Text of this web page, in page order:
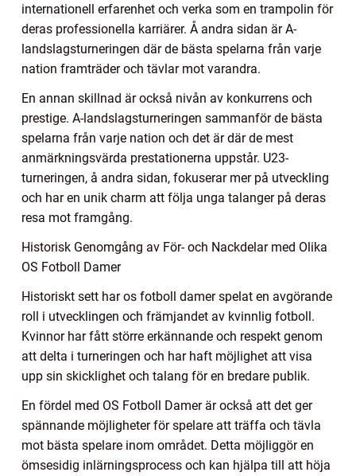
internationell erfarenhet och verka som en trampolin för
deras professionella karriärer. Å andra sidan är A-
landslagsturneringen där de bästa spelarna från varje
nation framträder och tävlar mot varandra.
En annan skillnad är också nivån av konkurrens och
prestige. A-landslagsturneringen sammanför de bästa
spelarna från varje nation och det är där de mest
anmärkningsvärda prestationerna uppstår. U23-
turneringen, å andra sidan, fokuserar mer på utveckling
och har en unik charm att följa unga talanger på deras
resa mot framgång.
Historisk Genomgång av För- och Nackdelar med Olika
OS Fotboll Damer
Historiskt sett har os fotboll damer spelat en avgörande
roll i utvecklingen och främjandet av kvinnlig fotboll.
Kvinnor har fått större erkännande och respekt genom
att delta i turneringen och har haft möjlighet att visa
upp sin skicklighet och talang för en bredare publik.
En fördel med OS Fotboll Damer är också att det ger
spännande möjligheter för spelare att träffa och tävla
mot bästa spelare inom området. Detta möjliggör en
ömsesidig inlärningsprocess och kan hjälpa till att höja